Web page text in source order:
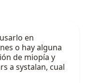
en
o hay alguna
de miopía y
a systalan, cual